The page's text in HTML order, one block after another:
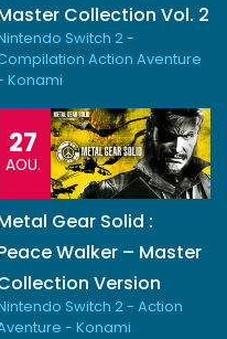
Collection Vol. 2
Switch 2 -
Action Aventure
Konami
27
AOU.
Gear Solid :
Walker – Master
Version
Switch 2 - Action
- Konami